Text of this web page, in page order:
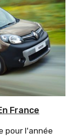
France
pour l'année